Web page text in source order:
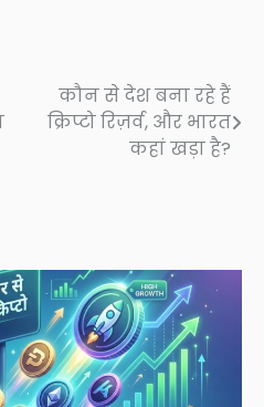
कौन से देश बना रहे हैं
क्रिप्टो रिज़र्व, और भारत
कहां खड़ा है?